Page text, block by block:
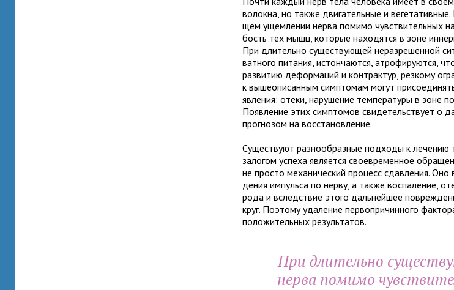
волокна, но также дви­га­тель­ные и
щем ущем­ле­нии нерва помимо чув­стви­тель­ных
бость тех мышц, кото­рые нахо­дятся в зоне
При дли­тельно суще­ству­ю­щей нераз­ре­шен­ной
ват­ного пита­ния, истон­ча­ются, атро­фи­ру­ются,
раз­ви­тию дефор­ма­ций и кон­трак­тур, рез­кому
к выше­опи­сан­ным симп­то­мам могут
яв­ле­ния: отеки, нару­ше­ние тем­пе­ра­туры в зоне
Появление этих симп­то­мов сви­де­тель­ствует о
про­гно­зом на вос­ста­новление.
Существуют раз­но­об­раз­ные под­ходы к лече­нию
зало­гом успеха явля­ется своевре­мен­ное
не про­сто меха­ни­че­ский про­цесс сдав­ле­ния.
де­ния импульса по нерву, а также вос­па­ле­ние,
рода и вслед­ствие этого даль­ней­шее
круг. Поэтому уда­ле­ние пер­во­при­чин­ного
поло­жи­тель­ных резуль­та­тов.
При дли­тельно
нерва помимо